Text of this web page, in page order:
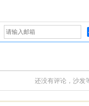
还没有评论，沙发